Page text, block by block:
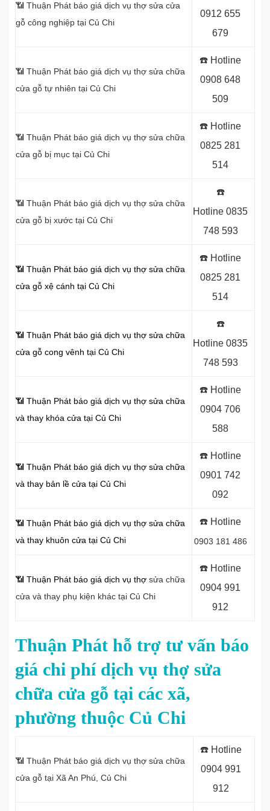
📶 Thuận Phát báo giá dịch vụ thợ sửa cửa
gỗ công nghiệp tại Củ Chi
0912 655
679
📶 Thuận Phát báo giá dịch vụ thợ sửa chữa
cửa gỗ tự nhiên tại Củ Chi
☎️ Hotline
0908 648
509
📶 Thuận Phát báo giá dịch vụ thợ sửa chữa
cửa gỗ bị mục tại Củ Chi
☎️ Hotline
0825 281
514
📶 Thuận Phát báo giá dịch vụ thợ sửa chữa
cửa gỗ bị xước tại Củ Chi
☎️
Hotline 0835
748 593
📶 Thuận Phát báo giá dịch vụ thợ sửa chữa
cửa gỗ xệ cánh tại Củ Chi
☎️ Hotline
0825 281
514
📶 Thuận Phát báo giá dịch vụ thợ sửa chữa
cửa gỗ cong vênh tại Củ Chi
☎️
Hotline 0835
748 593
📶 Thuận Phát báo giá dịch vụ thợ sửa chữa
và thay khóa cửa tại Củ Chi
☎️ Hotline
0904 706
588
📶 Thuận Phát báo giá dịch vụ thợ sửa chữa
và thay bản lề cửa tại Củ Chi
☎️ Hotline
0901 742
092
📶 Thuận Phát báo giá dịch vụ thợ sửa chữa
và thay khuôn cửa tại Củ Chi
☎️ Hotline
0903 181 486
📶 Thuận Phát báo giá dịch vụ thợ sửa chữa
cửa và thay phụ kiện khác tại Củ Chi
☎️ Hotline
0904 991
912
Thuận Phát hỗ trợ tư vấn báo
giá chi phí dịch vụ thợ sửa
chữa cửa gỗ tại các xã,
phường thuộc Củ Chi
📶 Thuận Phát báo giá dịch vụ thợ sửa chữa
cửa gỗ tại Xã An Phú, Củ Chi
☎️ Hotline
0904 991
912